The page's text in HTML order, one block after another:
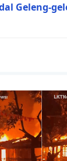
Geleng-